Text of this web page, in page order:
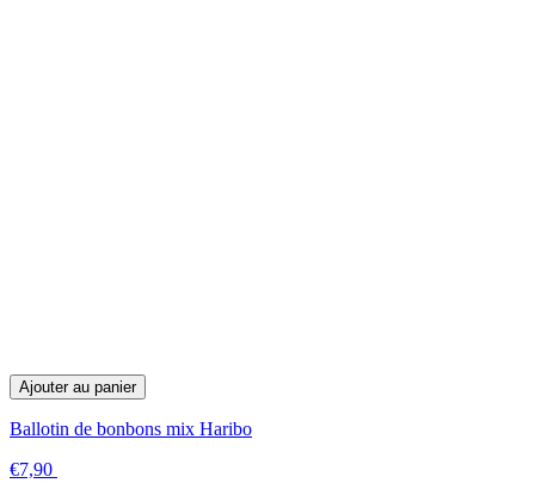
Ajouter au panier
Ballotin de bonbons mix Haribo
€7,90